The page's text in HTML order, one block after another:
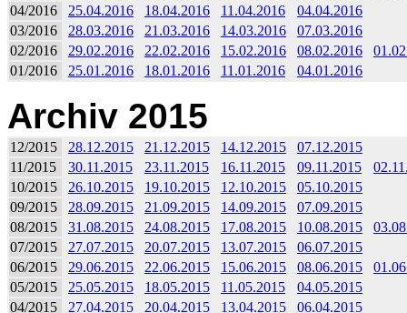
04/2016
25.04.2016 18.04.2016 11.04.2016
04.04.2016
03/2016
28.03.2016 21.03.2016 14.03.2016
07.03.2016
02/2016
29.02.2016 22.02.2016 15.02.2016 08.02.2016
01/2016
25.01.2016 18.01.2016 11.01.2016 04.01.2016
Archiv 2015
12/2015 28.12.2015 21.12.2015 14.12.2015
07.12.2015
11/2015
30.11.2015 23.11.2015 16.11.2015 09.11.2015
10/2015
26.10.2015 19.10.2015 12.10.2015
05.10.2015
09/2015
28.09.2015 21.09.2015 14.09.2015
07.09.2015
08/2015
31.08.2015 24.08.2015 17.08.2015 10.08.2015
07/2015
27.07.2015 20.07.2015 13.07.2015
06.07.2015
06/2015
29.06.2015 22.06.2015 15.06.2015 08.06.2015
05/2015
25.05.2015 18.05.2015 11.05.2015
04.05.2015
04/2015
27.04.2015 20.04.2015 13.04.2015
06.04.2015